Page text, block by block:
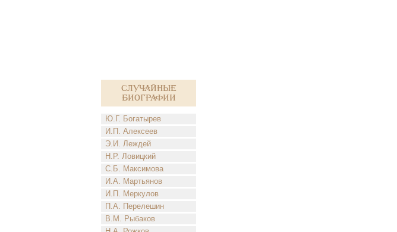
Случайные
биографии
Ю.Г. Богатырев
И.П. Алексеев
Э.И. Леждей
Н.Р. Ловицкий
С.Б. Максимова
И.А. Мартьянов
И.П. Меркулов
П.А. Перелешин
В.М. Рыбаков